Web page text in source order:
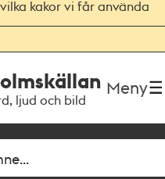
kakor vi får använda
ljud och bild
Meny